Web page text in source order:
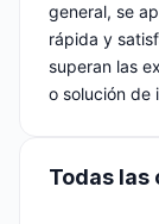
general, se
rápida y
superan las
o solución de
Todas las